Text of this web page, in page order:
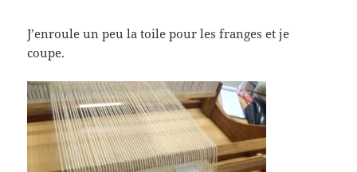
J’enroule un peu la toile pour les franges et je
coupe.